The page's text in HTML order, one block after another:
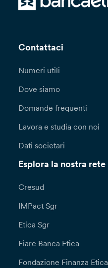
Contattaci
Numeri utili
Dove siamo
Domande frequenti
Lavora e studia con noi
Dati societari
Esplora la nostra rete
Cresud
IMPact Sgr
Etica Sgr
Fiare Banca Etica
Fondazione Finanza Etica